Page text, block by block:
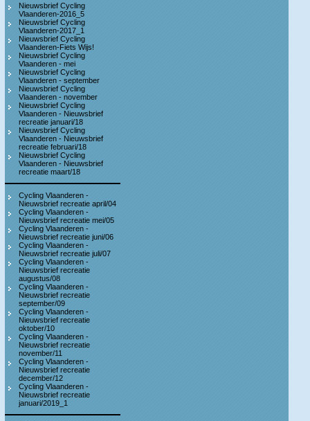
Nieuwsbrief Cycling
Vlaanderen-2016_5
Nieuwsbrief Cycling
Vlaanderen-2017_1
Nieuwsbrief Cycling
Vlaanderen-Fiets Wijs!
Nieuwsbrief Cycling
Vlaanderen - mei
Nieuwsbrief Cycling
Vlaanderen - september
Nieuwsbrief Cycling
Vlaanderen - november
Nieuwsbrief Cycling
Vlaanderen - Nieuwsbrief
recreatie januari/18
Nieuwsbrief Cycling
Vlaanderen - Nieuwsbrief
recreatie februari/18
Nieuwsbrief Cycling
Vlaanderen - Nieuwsbrief
recreatie maart/18
Cycling Vlaanderen -
Nieuwsbrief recreatie april/04
Cycling Vlaanderen -
Nieuwsbrief recreatie mei/05
Cycling Vlaanderen -
Nieuwsbrief recreatie juni/06
Cycling Vlaanderen -
Nieuwsbrief recreatie juli/07
Cycling Vlaanderen -
Nieuwsbrief recreatie
augustus/08
Cycling Vlaanderen -
Nieuwsbrief recreatie
september/09
Cycling Vlaanderen -
Nieuwsbrief recreatie
oktober/10
Cycling Vlaanderen -
Nieuwsbrief recreatie
november/11
Cycling Vlaanderen -
Nieuwsbrief recreatie
december/12
Cycling Vlaanderen -
Nieuwsbrief recreatie
januari/2019_1